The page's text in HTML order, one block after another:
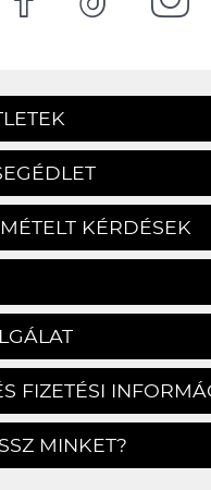
KÉRDÉSEK
FIZETÉSI
MINKET?